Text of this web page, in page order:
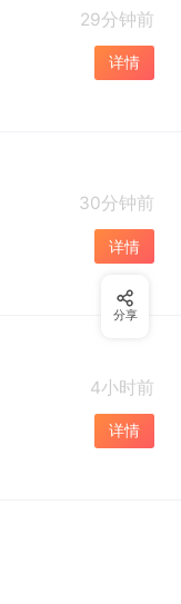
29分钟前
详情
30分钟前
详情
4小时前
详情
分享